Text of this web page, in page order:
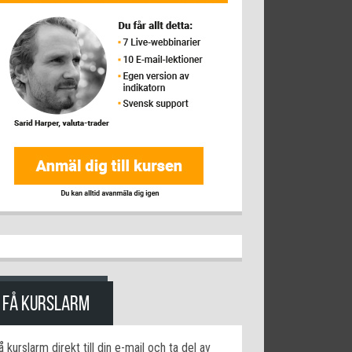
FÅ KURSLARM
kurslarm direkt till din e-mail och ta del av